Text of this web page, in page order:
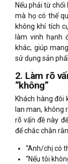
Nếu phải từ chối
mà họ có thể
không khí tích
làm vinh hạnh
khác, giúp
sử dụng sản
2. Làm rõ
“không”
Khách hàng đôi
lan man, không
rõ vấn đề này
để chắc chắn
“Anh/chị có
“Nếu tôi